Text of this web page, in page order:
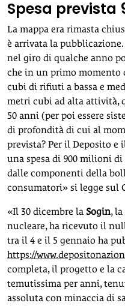
Spesa prevista
La mappa era rimasta
è arrivata la
nel giro di qualche anno
che in un primo momento
cubi di rifiuti a bassa e
metri cubi ad alta attività,
50 anni (per poi essere
di profondità di cui al
prevista? Per il Deposito e
una spesa di 900 milioni
dalle componenti della
consumatori» si legge sul
«Il 30 dicembre la Sogin,
nucleare, ha ricevuto il
tra il 4 e il 5 gennaio ha
https://
completa, il progetto e la
temutissima per anni,
assoluta con minaccia di